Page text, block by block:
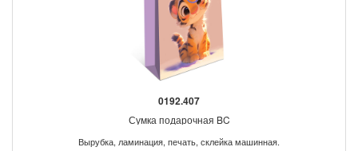
0192.407
Сумка подарочная BC
Вырубка, ламинация, печать, склейка машинная.